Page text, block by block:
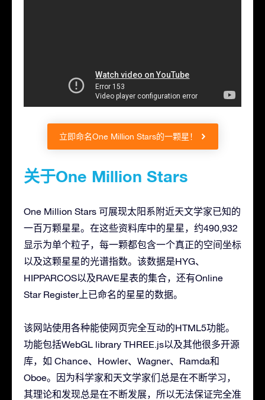
立即命名One Million Stars的一颗星！
关于One Million Stars
One Million Stars 可展现太阳系附近天文学家已知的
一百万颗星星。在这些资料库中的星星，约490,932
显示为单个粒子，每一颗都包含一个真正的空间坐标
以及这颗星星的光谱指数。该数据是HYG、
HIPPARCOS以及RAVE星表的集合，还有Online
Star Register上已命名的星星的数据。
该网站使用各种能使网页完全互动的HTML5功能。
功能包括WebGL library THREE.js以及其他很多开源
库，如 Chance、Howler、Wagner、Ramda和
Oboe。因为科学家和天文学家们总是在不断学习，
其理论和发现总是在不断发展，所以无法保证完全准